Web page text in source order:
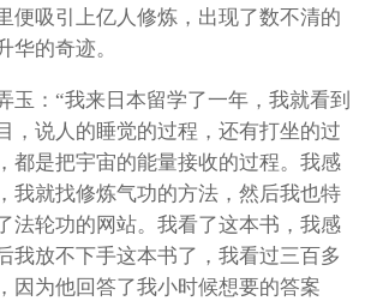
便吸引上亿人修炼，出现了数不清的
华的奇迹。
玉：“我来日本留学了一年，我就看到
，说人的睡觉的过程，还有打坐的过
都是把宇宙的能量接收的过程。我感
我就找修炼气功的方法，然后我也特
法轮功的网站。我看了这本书，我感
我放不下手这本书了，我看过三百多
因为他回答了我小时候想要的答案